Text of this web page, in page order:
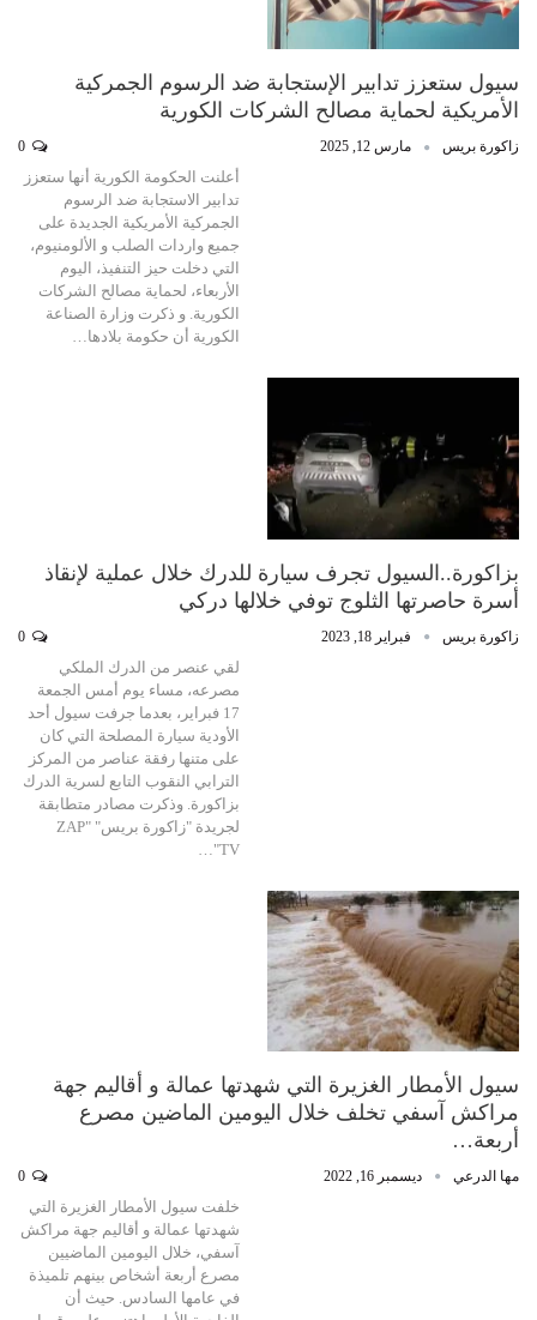
سيول ستعزز تدابير الإستجابة ضد الرسوم الجمركية
الأمريكية لحماية مصالح الشركات الكورية
زاكورة بريس مارس 12, 2025
أعلنت الحكومة الكورية أنها ستعزز
تدابير الاستجابة ضد الرسوم
الجمركية الأمريكية الجديدة على
جميع واردات الصلب و الألومنيوم،
التي دخلت حيز التنفيذ، اليوم
الأربعاء، لحماية مصالح الشركات
الكورية. و ذكرت وزارة الصناعة
الكورية أن حكومة بلادها…
بزاكورة..السيول تجرف سيارة للدرك خلال عملية لإنقاذ
أسرة حاصرتها الثلوج توفي خلالها دركي
زاكورة بريس فبراير 18, 2023
لقي عنصر من الدرك الملكي
مصرعه، مساء يوم أمس الجمعة
17 فبراير، بعدما جرفت سيول أحد
الأودية سيارة المصلحة التي كان
على متنها رفقة عناصر من المركز
الترابي النقوب التابع لسرية الدرك
بزاكورة. وذكرت مصادر متطابقة
لجريدة "زاكورة بريس" "ZAP
TV"…
سيول الأمطار الغزيرة التي شهدتها عمالة و أقاليم جهة
مراكش آسفي تخلف خلال اليومين الماضين مصرع
أربعة…
مها الدرعي ديسمبر 16, 2022
خلفت سيول الأمطار الغزيرة التي
شهدتها عمالة و أقاليم جهة مراكش
آسفي، خلال اليومين الماضيين
مصرع أربعة أشخاص بينهم تلميذة
في عامها السادس. حيث أن